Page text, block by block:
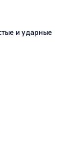
и ударные
основе 2 оценок
основе 0 оценок